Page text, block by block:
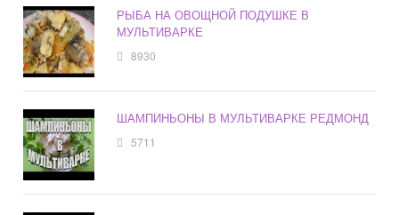
РЫБА НА ОВОЩНОЙ ПОДУШКЕ В
МУЛЬТИВАРКЕ
8930
ШАМПИНЬОНЫ В МУЛЬТИВАРКЕ РЕДМОНД
5711